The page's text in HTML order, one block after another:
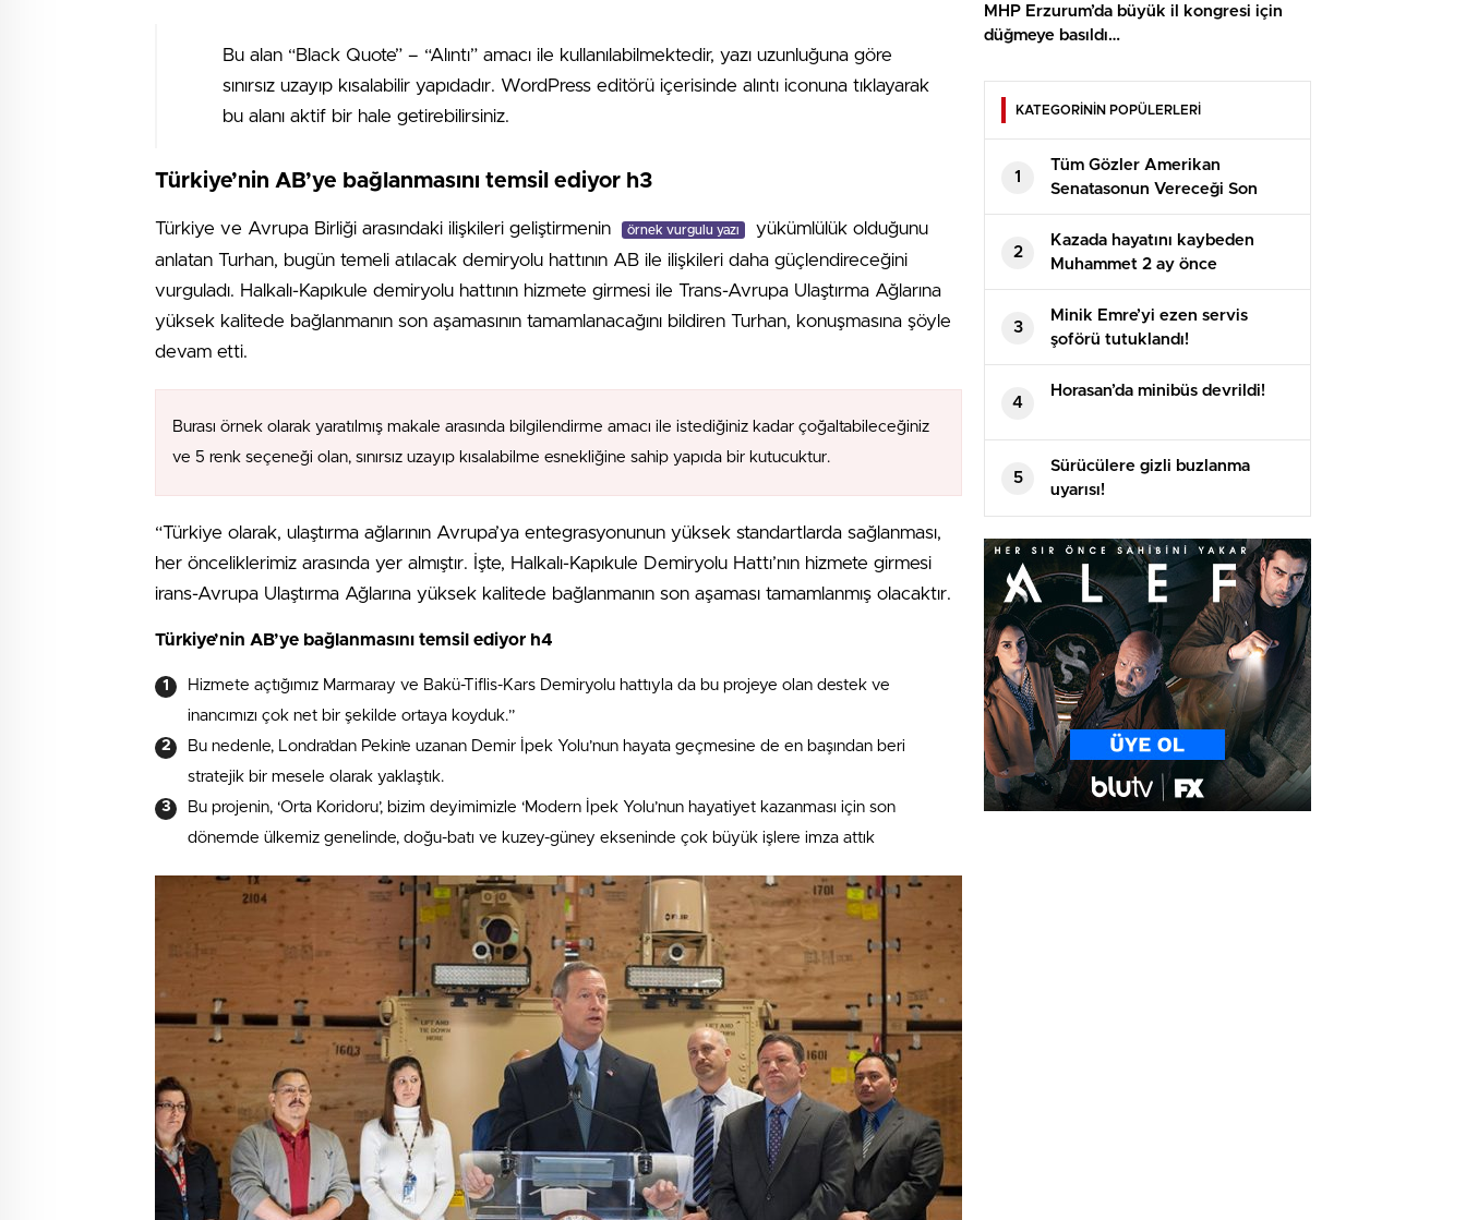
Bu alan “Black Quote” – “Alıntı” amacı ile kullanılabilmektedir, yazı uzunluğuna göre
sınırsız uzayıp kısalabilir yapıdadır. WordPress editörü içerisinde alıntı iconuna tıklayarak
bu alanı aktif bir hale getirebilirsiniz.
Türkiye’nin AB’ye bağlanmasını temsil ediyor h3
Türkiye ve Avrupa Birliği arasındaki ilişkileri geliştirmenin örnek vurgulu yazı
yükümlülük olduğunu
anlatan Turhan, bugün temeli atılacak demiryolu hattının AB ile ilişkileri daha güçlendireceğini
vurguladı. Halkalı-Kapıkule demiryolu hattının hizmete girmesi ile Trans-Avrupa Ulaştırma Ağlarına
yüksek kalitede bağlanmanın son aşamasının tamamlanacağını bildiren Turhan, konuşmasına şöyle
devam etti.
Burası örnek olarak yaratılmış makale arasında bilgilendirme amacı ile istediğiniz kadar çoğaltabileceğiniz
ve 5 renk seçeneği olan, sınırsız uzayıp kısalabilme esnekliğine sahip yapıda bir kutucuktur.
“Türkiye olarak, ulaştırma ağlarının Avrupa’ya entegrasyonunun yüksek standartlarda sağlanması,
her önceliklerimiz arasında yer almıştır. İşte, Halkalı-Kapıkule Demiryolu Hattı’nın hizmete girmesi
irans-Avrupa Ulaştırma Ağlarına yüksek kalitede bağlanmanın son aşaması tamamlanmış olacaktır.
Türkiye’nin AB’ye bağlanmasını temsil ediyor h4
Hizmete açtığımız Marmaray ve Bakü-Tiflis-Kars Demiryolu hattıyla da bu projeye olan destek ve
inancımızı çok net bir şekilde ortaya koyduk.”
Bu nedenle, Londra’dan Pekin’e uzanan Demir İpek Yolu’nun hayata geçmesine de en başından beri
stratejik bir mesele olarak yaklaştık.
Bu projenin, ‘Orta Koridoru’, bizim deyimimizle ‘Modern İpek Yolu’nun hayatiyet kazanması için son
dönemde ülkemiz genelinde, doğu-batı ve kuzey-güney ekseninde çok büyük işlere imza attık
MHP Erzurum’da büyük il kongresi için
düğmeye basıldı…
KATEGORİNİN POPÜLERLERİ
1
Tüm Gözler Amerikan
Senatasonun Vereceği Son
Kararda
2
Kazada hayatını kaybeden
Muhammet 2 ay önce
evlenmişti!
3
Minik Emre’yi ezen servis
şoförü tutuklandı!
4
Horasan’da minibüs devrildi!
5
Sürücülere gizli buzlanma
uyarısı!